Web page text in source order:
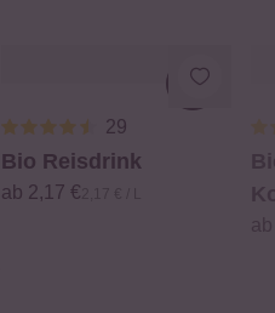
29
Bio Reisdrink
ab 2,17 €